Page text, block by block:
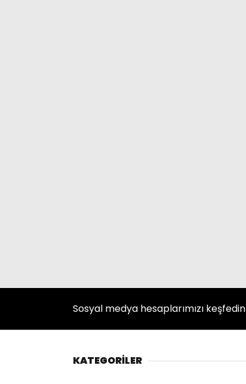
Sosyal medya hesaplarımızı keşfedin
KATEGORİLER